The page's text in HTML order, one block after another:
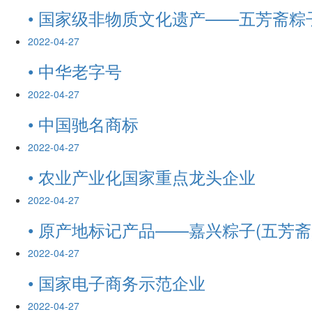
• 国家级非物质文化遗产——五芳斋粽
2022-04-27
• 中华老字号
2022-04-27
• 中国驰名商标
2022-04-27
• 农业产业化国家重点龙头企业
2022-04-27
• 原产地标记产品——嘉兴粽子(五芳
2022-04-27
• 国家电子商务示范企业
2022-04-27